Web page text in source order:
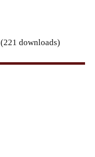
(221 downloads)